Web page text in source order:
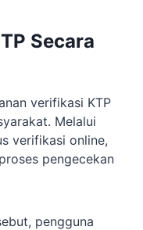
Secara
verifikasi KTP
Melalui
verifikasi online,
pengecekan
pengguna